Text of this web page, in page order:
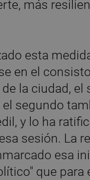
más
esta
en el
la ciudad, el
segundo
y lo ha
sesión. La
esa
que para